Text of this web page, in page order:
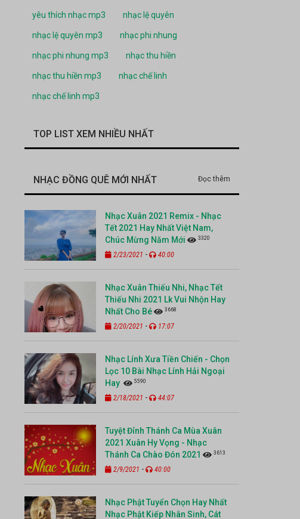
yêu thích nhạc mp3 nhạc lệ quyên
nhạc lệ quyên mp3 nhạc phi nhung
nhạc phi nhung mp3 nhạc thu hiền
nhạc thu hiền mp3 nhạc chế linh
nhạc chế linh mp3
TOP LIST XEM NHIỀU NHẤT
NHẠC ĐỒNG QUÊ MỚI NHẤT Đọc thêm
Nhạc Xuân 2021 Remix - Nhạc
Tết 2021 Hay Nhất Việt Nam,
Chúc Mừng Năm Mới
3320
2/23/2021 - 40:00
Nhạc Xuân Thiếu Nhi, Nhạc Tết
Thiếu Nhi 2021 Lk Vui Nhộn Hay
Nhất Cho Bé
3668
2/20/2021 - 17:07
Nhạc Lính Xưa Tiền Chiến - Chọn
Lọc 10 Bài Nhạc Lính Hải Ngoại
Hay
5590
2/18/2021 - 44:07
Tuyệt Đỉnh Thánh Ca Mùa Xuân
2021 Xuân Hy Vọng - Nhạc
Thánh Ca Chào Đón 2021
3613
2/9/2021 - 40:00
Nhạc Phật Tuyển Chọn Hay Nhất
Nhạc Phật Kiếp Nhân Sinh, Cát